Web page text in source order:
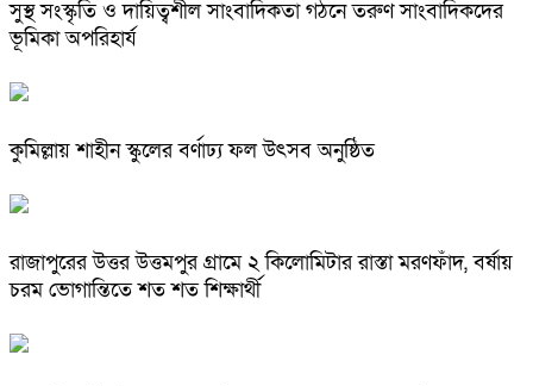
সুস্থ সংস্কৃতি ও দায়িত্বশীল সাংবাদিকতা গঠনে তরুণ সাংবাদিকদের
ভূমিকা অপরিহার্য
কুমিল্লায় শাহীন স্কুলের বর্ণাঢ্য ফল উৎসব অনুষ্ঠিত
রাজাপুরের উত্তর উত্তমপুর গ্রামে ২ কিলোমিটার রাস্তা মরণফাঁদ, বর্ষায়
চরম ভোগান্তিতে শত শত শিক্ষার্থী